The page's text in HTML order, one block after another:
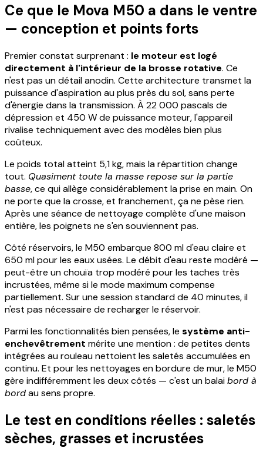
Ce que le Mova M50 a dans le ventre
— conception et points forts
Premier constat surprenant : le moteur est logé
directement à l'intérieur de la brosse rotative. Ce
n'est pas un détail anodin. Cette architecture transmet la
puissance d'aspiration au plus près du sol, sans perte
d'énergie dans la transmission. À 22 000 pascals de
dépression et 450 W de puissance moteur, l'appareil
rivalise techniquement avec des modèles bien plus
coûteux.
Le poids total atteint 5,1 kg, mais la répartition change
tout. Quasiment toute la masse repose sur la partie
basse, ce qui allège considérablement la prise en main. On
ne porte que la crosse, et franchement, ça ne pèse rien.
Après une séance de nettoyage complète d'une maison
entière, les poignets ne s'en souviennent pas.
Côté réservoirs, le M50 embarque 800 ml d'eau claire et
650 ml pour les eaux usées. Le débit d'eau reste modéré —
peut-être un chouïa trop modéré pour les taches très
incrustées, même si le mode maximum compense
partiellement. Sur une session standard de 40 minutes, il
n'est pas nécessaire de recharger le réservoir.
Parmi les fonctionnalités bien pensées, le système anti-
enchevêtrement mérite une mention : de petites dents
intégrées au rouleau nettoient les saletés accumulées en
continu. Et pour les nettoyages en bordure de mur, le M50
gère indifféremment les deux côtés — c'est un balaibord à
bordau sens propre.
Le test en conditions réelles : saletés
sèches, grasses et incrustées